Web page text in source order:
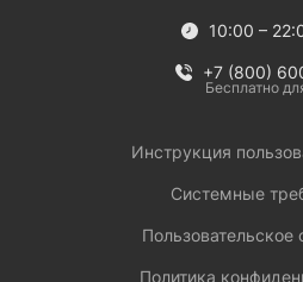
10:00 –
+7 (800)
Бесплатно
Инструкция
Системные
Пользовательское
Политика